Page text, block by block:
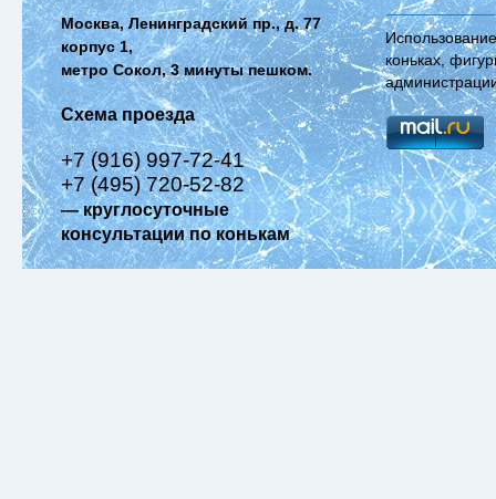
Москва, Ленинградский пр., д. 77
корпус 1,
метро Сокол, 3 минуты пешком.
Схема проезда
+7 (916) 997-72-41
+7 (495) 720-52-82
— круглосуточные
консультации по конькам
коньках,